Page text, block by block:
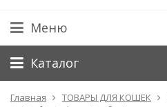
Меню
Каталог
Главная ТОВАРЫ ДЛЯ КОШЕК